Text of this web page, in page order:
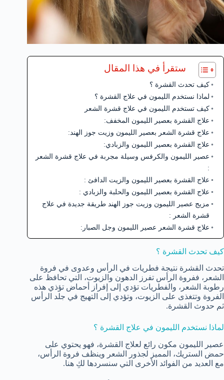
ستقرأ في هذا المقال
كيف تحدث القشرة ؟
لماذا نستخدم الليمون في علاج القشرة ؟
كيف تستخدم الليمون في علاج قشرة الشعر
علاج القشرة بعصير الليمون المخفف:
علاج قشرة الشعر بعصير الليمون وزيت جوز الهند:
علاج القشرة بعصير الليمون والزبادي:
عصير الليمون والكرفس وسيلة مجربة في علاج قشرة الشعر
:
علاج القشرة بعصير الليمون والزيت الدافئ :
علاج القشرة بعصير الليمون والحلبة والزبادي :
مزيج عصير الليمون وزيت جوز الهند طريقة جديدة في علاج
قشرة الشعر :
علاج قشرة الشعر عصير الليمون وجل الصبار:
كيف تحدث القشرة ؟
تحدث القشرة نتيجة فطريات في الرأس وعدوى في فروة
الشعر، ففروة الرأس تفرز الدهون والزيوت، التي تحافظ على
رطوبة الشعر، والفطريات تؤدي إلى إفراز أحماض تؤذي هذه
الفروة وتتغذى على الزيوت، وتؤدي إلى التهيج في جلد الرأس
ثم حدوث القشرة.
لماذا نستخدم الليمون في علاج القشرة ؟
عصير الليمون مكون رائع لعلاج القشرة، فهو يحتوي على
حمض الستريك، المميز لجذور الشعر وينظف فروة الرأس،
مع العديد من الفوائد الأخرى التي سنسردها لكِ هنا.